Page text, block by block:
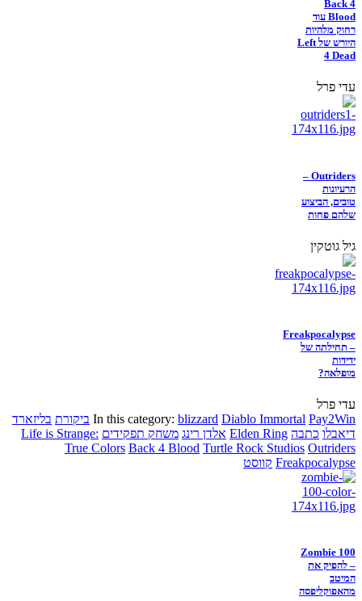
Back 4
Blood עוד
רחוק מלהיות
היורש של Left
4 Dead
עדי פרל
Outriders –
הרעיונות
טובים, הביצוע
שלהם פחות
גיל גוטקין
Freakpocalypse
– תחילתה של
ידידות
מופלאה?
עדי פרל
In this category: blizzard Diablo Immortal Pay2Win ביקורת בליזארד
דיאבלו כתבה Elden Ring אלדן רינג משחק תפקידים Life is Strange:
True Colors Back 4 Blood Turtle Rock Studios Outriders
Freakpocalypse קווסט
Zombie 100
– להפיק את
המיטב
מהאפוקליפסה